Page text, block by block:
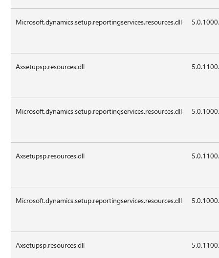
Microsoft.dynamics.setup.reportingservices.resources.dll
Axsetupsp.resources.dll
Microsoft.dynamics.setup.reportingservices.resources.dll
Axsetupsp.resources.dll
Microsoft.dynamics.setup.reportingservices.resources.dll
Axsetupsp.resources.dll